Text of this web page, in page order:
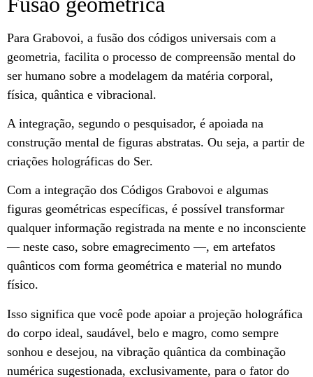
Para Grabovoi, a fusão dos códigos universais com a
geometria, facilita o processo de compreensão mental do
ser humano sobre a modelagem da matéria corporal,
física, quântica e vibracional.
A integração, segundo o pesquisador, é apoiada na
construção mental de figuras abstratas. Ou seja, a partir de
criações holográficas do Ser.
Com a integração dos Códigos Grabovoi e algumas
figuras geométricas específicas, é possível transformar
qualquer informação registrada na mente e no inconsciente
— neste caso, sobre emagrecimento —, em artefatos
quânticos com forma geométrica e material no mundo
físico.
Isso significa que você pode apoiar a projeção holográfica
do corpo ideal, saudável, belo e magro, como sempre
sonhou e desejou, na vibração quântica da combinação
numérica sugestionada, exclusivamente, para o fator do